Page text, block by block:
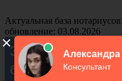
Актуальная база
обновление: 03.08.2026